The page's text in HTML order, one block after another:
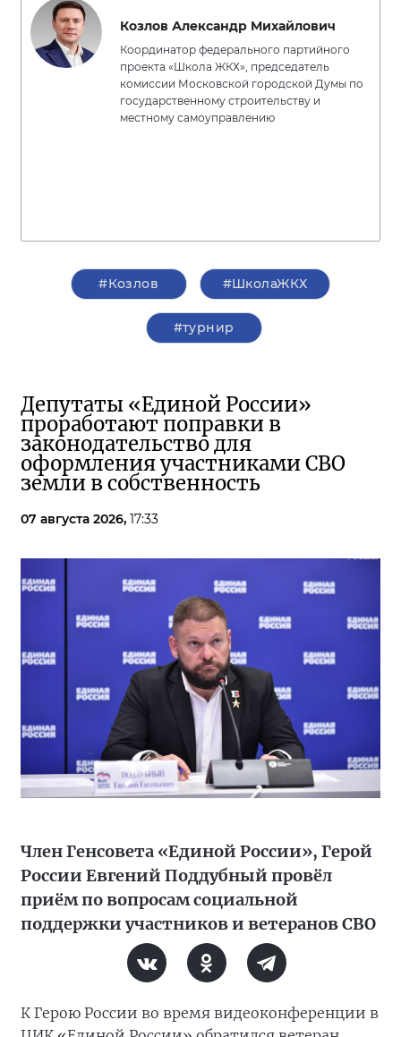
Козлов Александр Михайлович
Координатор федерального партийного
проекта «Школа ЖКХ», председатель
комиссии Московской городской Думы по
государственному строительству и
местному самоуправлению
#Козлов #ШколаЖКХ
#турнир
Депутаты «Единой России»
проработают поправки в
законодательство для
оформления участниками СВО
земли в собственность
07 августа 2026, 17:33
Член Генсовета «Единой России», Герой
России Евгений Поддубный провёл
приём по вопросам социальной
поддержки участников и ветеранов СВО
К Герою России во время видеоконференции в